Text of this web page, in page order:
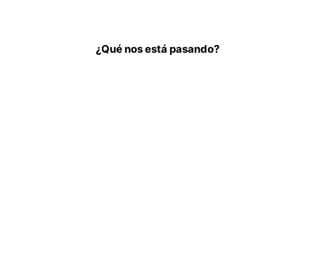
¿Qué nos está pasando?